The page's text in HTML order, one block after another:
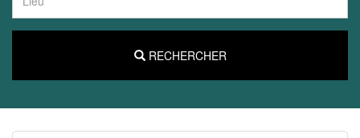
RECHERCHER